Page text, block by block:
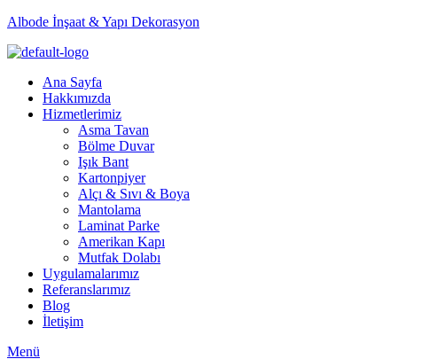
Albode İnşaat & Yapı Dekorasyon
Ana Sayfa
Hakkımızda
Hizmetlerimiz
Asma Tavan
Bölme Duvar
Işık Bant
Kartonpiyer
Alçı & Sıvı & Boya
Mantolama
Laminat Parke
Amerikan Kapı
Mutfak Dolabı
Uygulamalarımız
Referanslarımız
Blog
İletişim
Menü